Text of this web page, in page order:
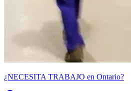
¿NECESITA TRABAJO en Ontario?